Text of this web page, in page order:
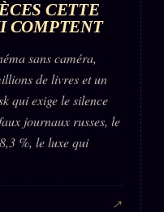
CETTE
COMPTENT
sans caméra,
de livres et un
qui exige le silence
journaux russes, le
%, le luxe qui
↗